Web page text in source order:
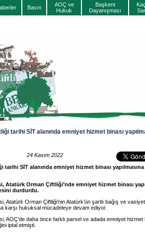
Basın
AOÇ ve
Hukuk
Başkent
Dayanışması
tarihi SİT alanında emniyet hizmet binası
24 Kasım 2022
tarihi SİT alanında emniyet hizmet binası
Atatürk Orman Çiftliği’nde emniyet hizmet binası
durdurdu.
Atatürk Orman Çiftliği’nin Atatürk’ün şartlı bağış ve
karşı hukuksal mücadeleye devam ediyor.
AOÇ’de daha önce farklı parsel ve adada emniyet hizmet
iptal etmişti.